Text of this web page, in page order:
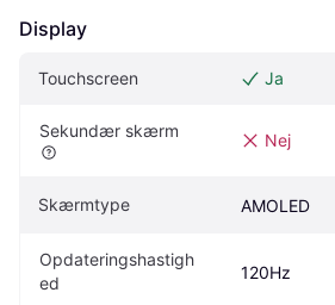
Display
Touchscreen Ja
Sekundær skærm Nej
Skærmtype AMOLED
Opdateringshastigh
ed
120Hz